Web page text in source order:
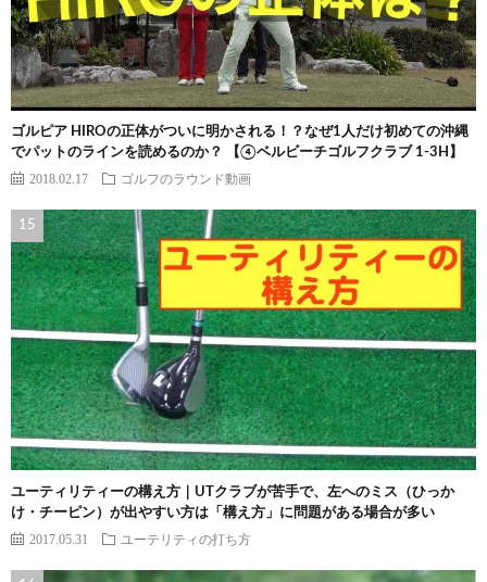
ゴルピア HIROの正体がついに明かされる！？なぜ1人だけ初めての沖縄
でパットのラインを読めるのか？ 【④ベルビーチゴルフクラブ 1-3H】
2018.02.17 ゴルフのラウンド動画
ユーティリティーの構え方｜UTクラブが苦手で、左へのミス（ひっか
け・チーピン）が出やすい方は「構え方」に問題がある場合が多い
2017.05.31 ユーテリティの打ち方